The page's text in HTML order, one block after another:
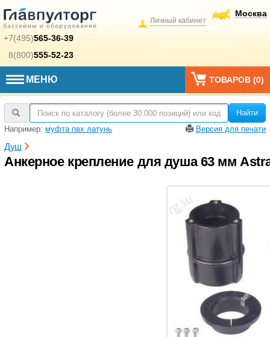
+7(495)565-36-39
8(800)555-52-23
Москва
Личный кабинет
МЕНЮ ТОВАРОВ (0)
Найти
Например: муфта пвх латунь Версия для печати
Душ
Анкерное крепление для душа 63 мм